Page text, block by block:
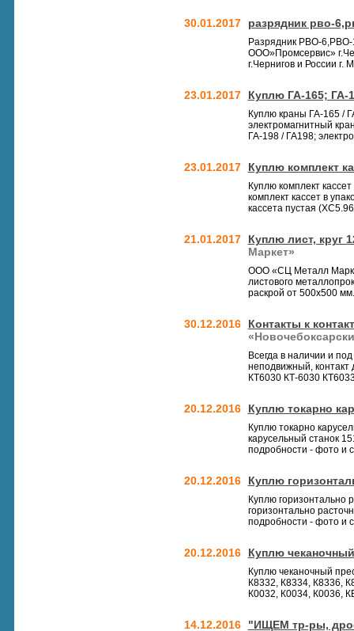
30.01.2017 разрядник рво-
Разрядник РВО-
ООО»Промсервис»
г.Чернигов и России г.
23.01.2017 Куплю ГА-165; ГА-
Куплю краны ГА-165 /
электромагнитный
ГА-198 / ГА198;
23.01.2017 Куплю комплект
Куплю комплект
комплект кассет в
кассета пустая
21.01.2017
Куплю лист, круг
Маркет»
ООО «СЦ Металл
листового
раскрой от 500х500
30.12.2016
Контакты к
Всегда в наличии и
неподвижный,
КТ6030 КТ-6030
20.12.2016 Куплю токарно
Куплю токарно
карусельный станок
подробности - фото и
20.12.2016 Куплю
Куплю горизонтально
горизонтально
подробности - фото и
20.12.2016 Куплю
Куплю чеканочный
К8332, К8334, К8336,
К0032, К0034, К0036,
14.12.2016 "ИЩЕМ тр-ры,